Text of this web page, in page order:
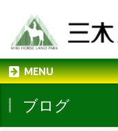
MENU
ブログ